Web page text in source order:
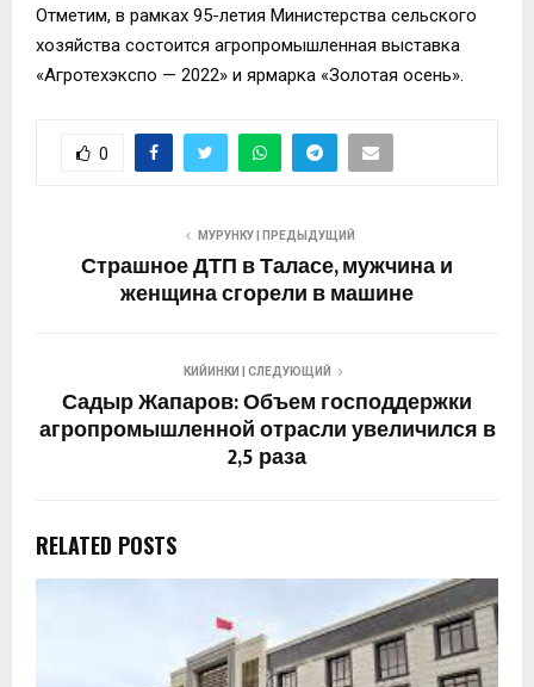
Отметим, в рамках 95-летия Министерства сельского
хозяйства состоится агропромышленная выставка
«Агротехэкспо — 2022» и ярмарка «Золотая осень».
0
МУРУНКУ | ПРЕДЫДУЩИЙ
Страшное ДТП в Таласе, мужчина и
женщина сгорели в машине
КИЙИНКИ | СЛЕДУЮЩИЙ
Садыр Жапаров: Объем господдержки
агропромышленной отрасли увеличился в
2,5 раза
RELATED POSTS